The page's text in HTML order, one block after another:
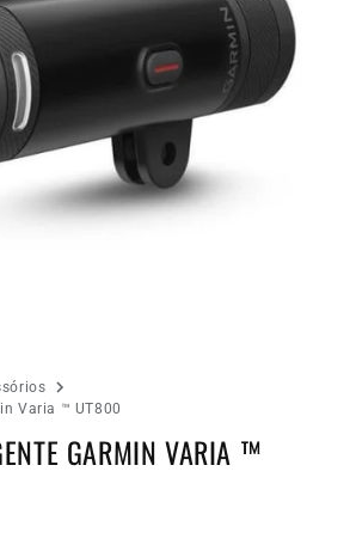
Varia ™ UT800
GARMIN VARIA ™